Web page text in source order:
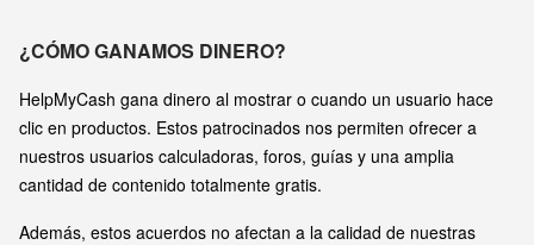
¿CÓMO GANAMOS DINERO?
HelpMyCash gana dinero al mostrar o cuando un usuario hace
clic en productos. Estos patrocinados nos permiten ofrecer a
nuestros usuarios calculadoras, foros, guías y una amplia
cantidad de contenido totalmente gratis.
Además, estos acuerdos no afectan a la calidad de nuestras